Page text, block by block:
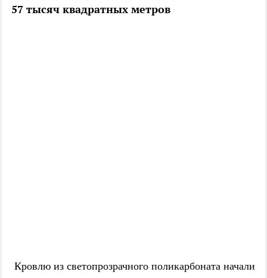
57 тысяч квадратных метров
Кровлю из светопрозрачного поликарбоната начали